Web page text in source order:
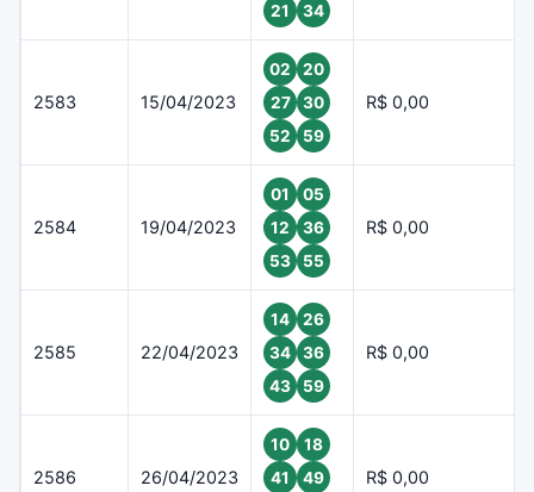
21
34
2583 15/04/2023
02
20
27
30
52
59
R$ 0,00
2584 19/04/2023
01
05
12
36
53
55
R$ 0,00
2585 22/04/2023
14
26
34
36
43
59
R$ 0,00
2586 26/04/2023
10
18
41
49
R$ 0,00